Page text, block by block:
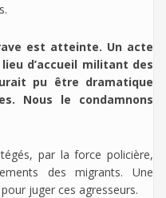
est atteinte. Un acte
d’accueil militant des
pu être dramatique
Nous le condamnons
par la force policière,
des migrants. Une
juger ces agresseurs.